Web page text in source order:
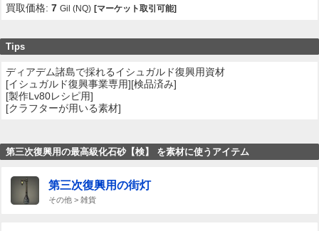
買取価格:7 Gil (NQ) [マーケット取引可能]
Tips
ディアデム諸島で採れるイシュガルド復興用資材
[イシュガルド復興事業専用][検品済み]
[製作Lv80レシピ用]
[クラフターが用いる素材]
第三次復興用の最高級化石砂【検】 を素材に使うアイテム
第三次復興用の街灯
その他 > 雑貨